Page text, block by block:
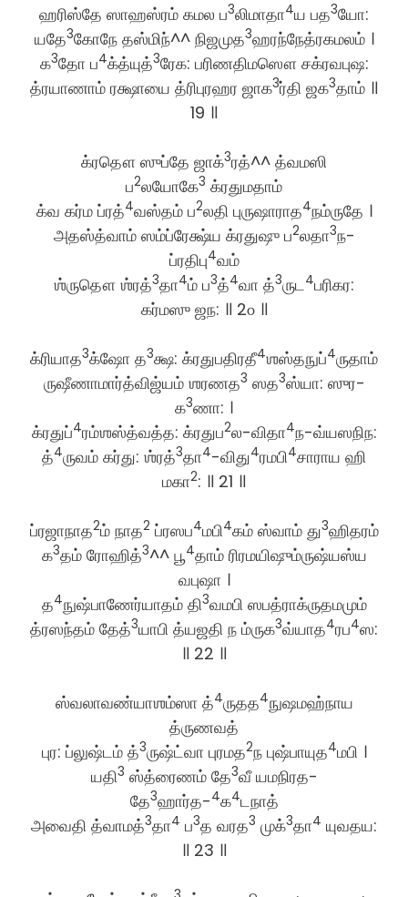
ஹரிஸ்தே ஸாஹஸ்ரம் கமல ப3லிமாதா4ய பத3யோ:
யதே3கோநே தஸ்மிந்^^ நிஜமுத3ஹரந்நேத்ரகமலம் ।
க3தோ ப4க்த்யுத்3ரேக: பரிணதிமஸௌ சக்ரவபுஷ:
த்ரயாணாம் ரக்ஷாயை த்ரிபுரஹர ஜாக3ர்தி ஜக3தாம் ॥
19 ॥
க்ரதௌ ஸுப்தே ஜாக்3ரத்^^ த்வமஸி
ப2லயோகே3 க்ரதுமதாம்
க்வ கர்ம ப்ரத்4வஸ்தம் ப2லதி புருஷாராத4நம்ருதே ।
அதஸ்த்வாம் ஸம்ப்ரேக்ஷ்ய க்ரதுஷு ப2லதா3ந-
ப்ரதிபு4வம்
ஶ்ருதௌ ஶ்ரத்3தா4ம் ப3த்4வா த்3ருட4பரிகர:
கர்மஸு ஜந: ॥ 2௦ ॥
க்ரியாத3க்ஷோ த3க்ஷ: க்ரதுபதிரதீ4ஶஸ்தநுப்4ருதாம்
ருஷீணாமார்த்விஜ்யம் ஶரணத3 ஸத3ஸ்யா: ஸுர-
க3ணா: ।
க்ரதுப்4ரம்ஶஸ்த்வத்த: க்ரதுப2ல-விதா4ந-வ்யஸநிந:
த்4ருவம் கர்து: ஶ்ரத்3தா4-விது4ரமபி4சாராய ஹி
மகா2: ॥ 21 ॥
ப்ரஜாநாத2ம் நாத2 ப்ரஸப4மபி4கம் ஸ்வாம் து3ஹிதரம்
க3தம் ரோஹித்3^^ பூ4தாம் ரிரமயிஷும்ருஷ்யஸ்ய
வபுஷா ।
த4நுஷ்பாணேர்யாதம் தி3வமபி ஸபத்ராக்ருதமமும்
த்ரஸந்தம் தேத்3யாபி த்யஜதி ந ம்ருக3வ்யாத4ரப4ஸ:
॥ 22 ॥
ஸ்வலாவண்யாஶம்ஸா த்4ருதத4நுஷமஹ்நாய
த்ருணவத்
புர: ப்லுஷ்டம் த்3ருஷ்ட்வா புரமத2ந புஷ்பாயுத4மபி ।
யதி3 ஸ்த்ரைணம் தே3வீ யமநிரத-
தே3ஹார்த-4க4டநாத்
அவைதி த்வாமத்3தா4 ப3த வரத3 முக்3தா4 யுவதய:
॥ 23 ॥